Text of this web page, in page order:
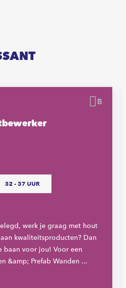
32 - 37 UUR
werk je graag met hout
kwaliteitsproducten? Dan
baan voor jou! Voor een
&amp; Prefab Wanden ...